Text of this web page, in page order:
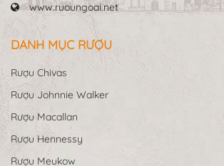
www.ruoungoai.net
DANH MỤC RƯỢU
Rượu Chivas
Rượu Johnnie Walker
Rượu Macallan
Rượu Hennessy
Rượu Meukow